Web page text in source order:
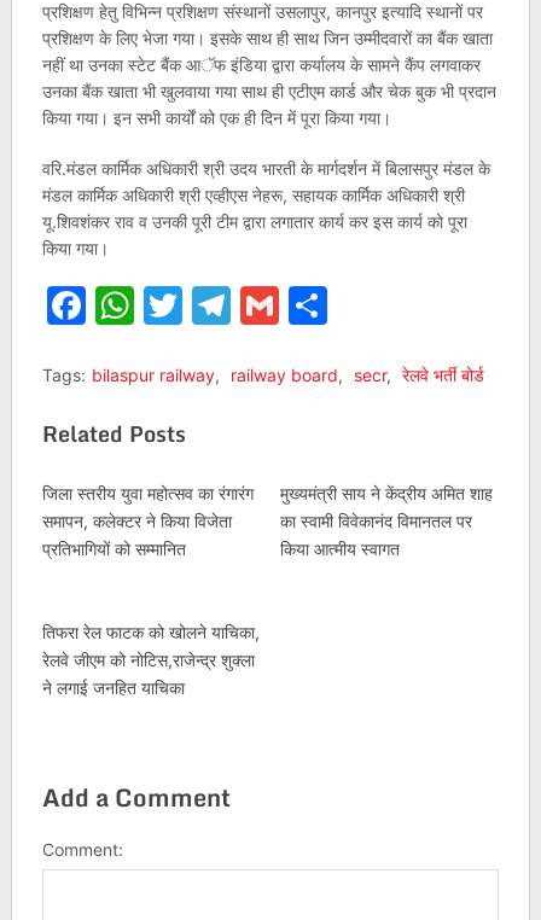
प्रशिक्षण हेतु विभिन्न प्रशिक्षण संस्थानों उसलापुर, कानपुर इत्यादि स्थानों पर
प्रशिक्षण के लिए भेजा गया। इसके साथ ही साथ जिन उम्मीदवारों का बैंक खाता
नहीं था उनका स्टेट बैंक आॅफ इंडिया द्वारा कर्यालय के सामने कैंप लगवाकर
उनका बैंक खाता भी खुलवाया गया साथ ही एटीएम कार्ड और चेक बुक भी प्रदान
किया गया। इन सभी कार्यों को एक ही दिन में पूरा किया गया।
वरि.मंडल कार्मिक अधिकारी श्री उदय भारती के मार्गदर्शन में बिलासपुर मंडल के
मंडल कार्मिक अधिकारी श्री एव्हीएस नेहरू, सहायक कार्मिक अधिकारी श्री
यू.शिवशंकर राव व उनकी पूरी टीम द्वारा लगातार कार्य कर इस कार्य को पूरा
किया गया।
Facebook
WhatsApp
Twitter
Telegram
GmailShare
Tags: bilaspur railway, railway board, secr, रेलवे भर्ती बोर्ड
Related Posts
जिला स्तरीय युवा महोत्सव का रंगारंग
समापन, कलेक्टर ने किया विजेता
प्रतिभागियों को सम्मानित
मुख्यमंत्री साय ने केंद्रीय अमित शाह
का स्वामी विवेकानंद विमानतल पर
किया आत्मीय स्वागत
तिफरा रेल फाटक को खोलने याचिका,
रेलवे जीएम को नोटिस,राजेन्द्र शुक्ला
ने लगाई जनहित याचिका
Add a Comment
Comment: